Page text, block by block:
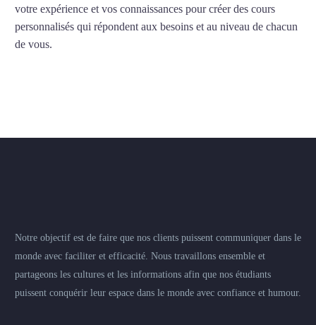
votre expérience et vos connaissances pour créer des cours
personnalisés qui répondent aux besoins et au niveau de chacun
de vous.
Notre objectif est de faire que nos clients puissent communiquer dans le
monde avec faciliter et efficacité. Nous travaillons ensemble et
partageons les cultures et les informations afin que nos étudiants
puissent conquérir leur espace dans le monde avec confiance et humour.